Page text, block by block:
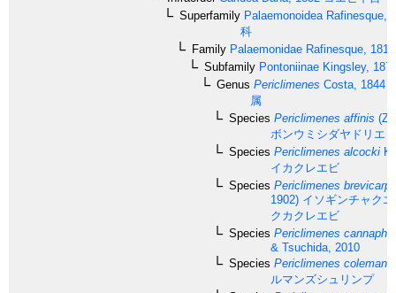
Superfamily Palaemonoidea Rafinesque,
科
Family Palaemonidae Rafinesque, 1815
Subfamily Pontoniinae Kingsley,
Genus Periclimenes Costa, 1844
属
Species Periclimenes affinis
ボンウミシダヤドリエビ
Species Periclimenes alcocki
イカクレエビ
Species Periclimenes
1902) イソギンチャク
クカクレエビ
Species Periclimenes
& Tsuchida, 2010
Species Periclimenes colemani
ルマンズシュリンプ